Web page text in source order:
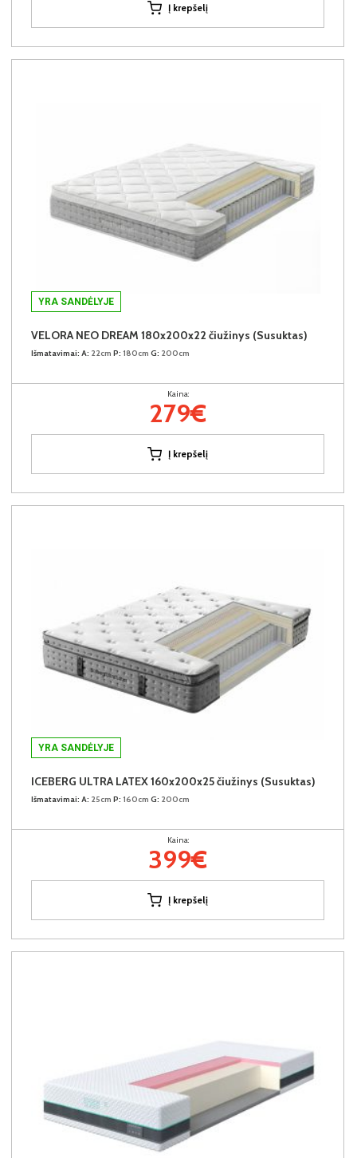
Į krepšelį
YRA SANDĖLYJE
VELORA NEO DREAM 180x200x22 čiužinys (Susuktas)
Išmatavimai: A: 22cm P: 180cm G: 200cm
Kaina:
279€
Į krepšelį
YRA SANDĖLYJE
ICEBERG ULTRA LATEX 160x200x25 čiužinys (Susuktas)
Išmatavimai: A: 25cm P: 160cm G: 200cm
Kaina:
399€
Į krepšelį